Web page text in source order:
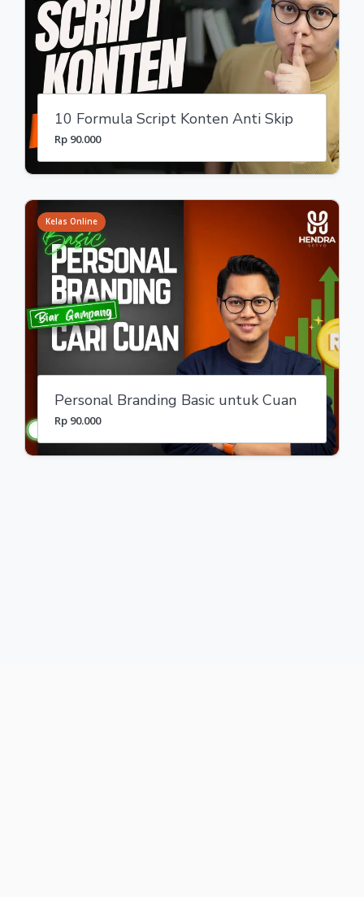
10 Formula Script Konten Anti Skip
Rp 90.000
Kelas Online
Personal Branding Basic untuk Cuan
Rp 90.000